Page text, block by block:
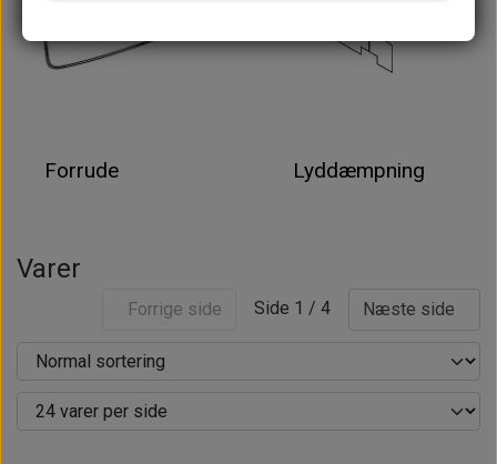
Forrude Lyddæmpning
Varer
Forrige side Side 1 / 4 Næste side